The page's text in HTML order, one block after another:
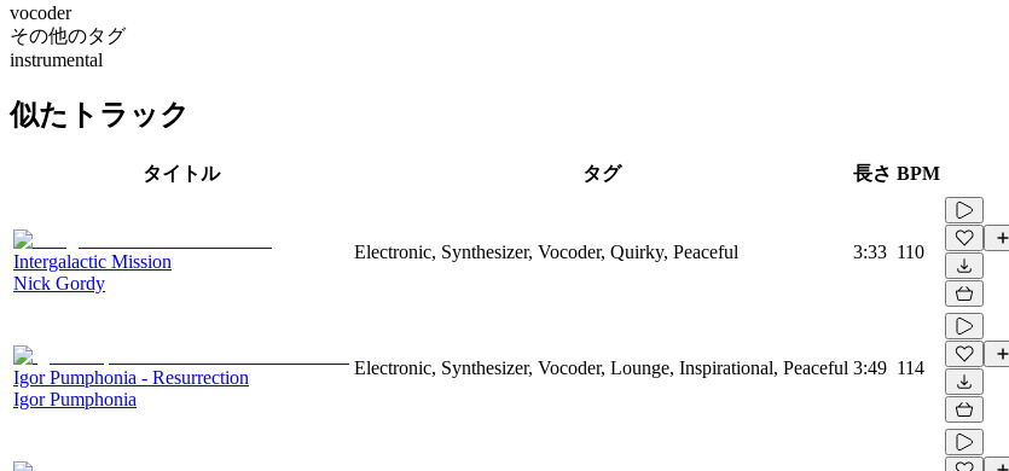
vocoder
その他のタグ
instrumental
似たトラック
タイトル タグ 長さ BPM
Intergalactic Mission
Nick Gordy
Electronic, Synthesizer, Vocoder, Quirky, Peaceful 3:33 110
Igor Pumphonia - Resurrection
Igor Pumphonia
Electronic, Synthesizer, Vocoder, Lounge, Inspirational, Peaceful 3:49 114